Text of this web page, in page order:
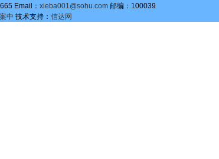
Email： xieba001@sohu.com 邮编：100039
中 技术支持： 信达网